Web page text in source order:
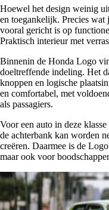
Hoewel het design weinig
en toegankelijk. Precies wat
vooral gericht is op
Praktisch interieur met
Binnenin de Honda Logo
doeltreffende indeling. Het
knoppen en logische
en comfortabel, met
als passagiers.
Voor een auto in deze
de achterbank kan worden
creëren. Daarmee is de
maar ook voor